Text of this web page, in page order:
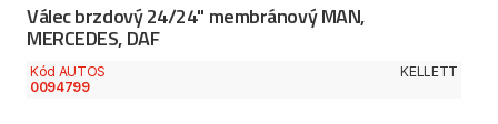
Válec brzdový 24/24" membránový MAN,
MERCEDES, DAF
Kód AUTOS
0094799
KELLETT